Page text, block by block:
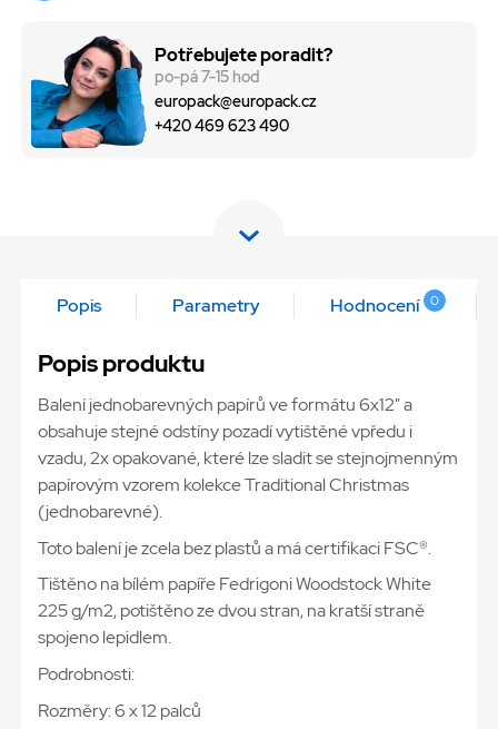
Potřebujete poradit?
po-pá 7-15 hod
europack@europack.cz
+420 469 623 490
Popis Parametry Hodnocení 0
Popis produktu
Balení jednobarevných papírů ve formátu 6x12" a
obsahuje stejné odstíny pozadí vytištěné vpředu i
vzadu, 2x opakované, které lze sladit se stejnojmenným
papírovým vzorem kolekce Traditional Christmas
(jednobarevné).
Toto balení je zcela bez plastů a má certifikaci FSC®.
Tištěno na bílém papíře Fedrigoni Woodstock White
225 g/m2, potištěno ze dvou stran, na kratší straně
spojeno lepidlem.
Podrobnosti:
Rozměry: 6 x 12 palců